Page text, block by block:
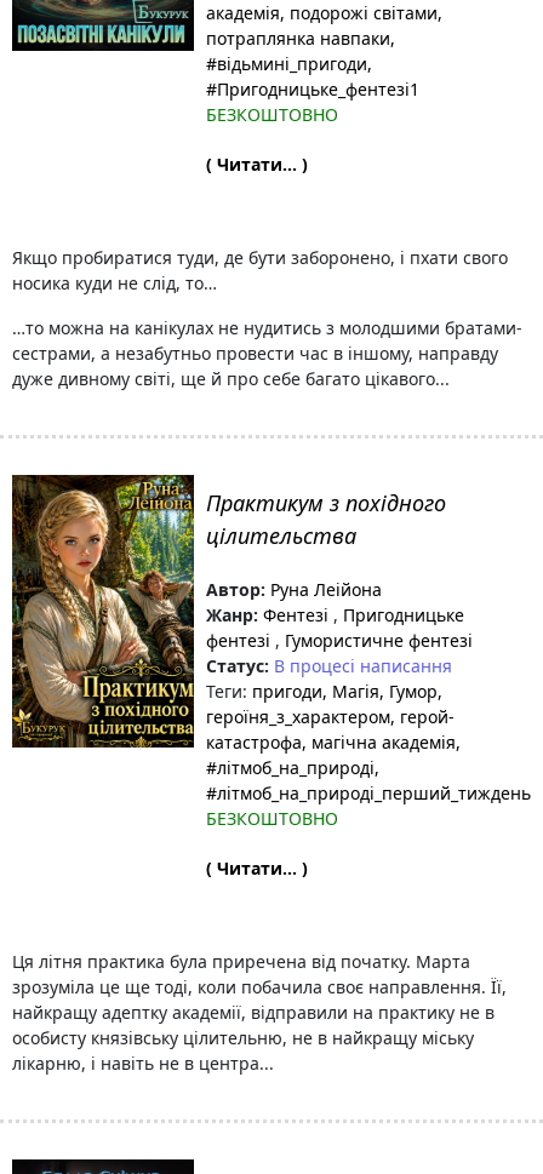
академія, подорожі світами,
потраплянка навпаки,
#відьмині_пригоди,
#Пригодницьке_фентезі1
БЕЗКОШТОВНО
( Читати... )
Якщо пробиратися туди, де бути заборонено, і пхати свого
носика куди не слід, то…
…то можна на канікулах не нудитись з молодшими братами-
сестрами, а незабутньо провести час в іншому, направду
дуже дивному світі, ще й про себе багато цікавого...
Практикум з похідного
цілительства
Автор: Руна Леійона
Жанр: Фентезі , Пригодницьке
фентезі , Гумористичне фентезі
Статус: В процесі написання
Теги: пригоди, Магія, Гумор,
героїня_з_характером, герой-
катастрофа, магічна академія,
#літмоб_на_природі,
#літмоб_на_природі_перший_тиждень
БЕЗКОШТОВНО
( Читати... )
Ця літня практика була приречена від початку. Марта
зрозуміла це ще тоді, коли побачила своє направлення. Її,
найкращу адептку академії, відправили на практику не в
особисту князівську цілительню, не в найкращу міську
лікарню, і навіть не в центра...